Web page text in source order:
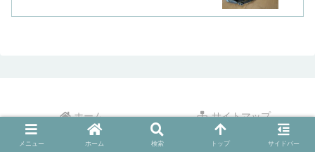
ホーム
サイトマップ
プロフィール
プライバシーポリシー
メニュー ホーム 検索 トップ サイドバー